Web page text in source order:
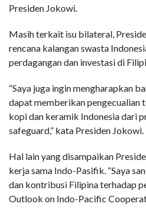
Presiden Jokowi.
Masih terkait isu bilateral,
rencana kalangan swasta
perdagangan dan investasi di
“Saya juga ingin mengharapkan
dapat memberikan pengecualian
kopi dan keramik Indonesia dari
safeguard,” kata Presiden Jokowi.
Hal lain yang disampaikan
kerja sama Indo-Pasifik. “Saya
dan kontribusi Filipina terhadap
Outlook on Indo-Pacific